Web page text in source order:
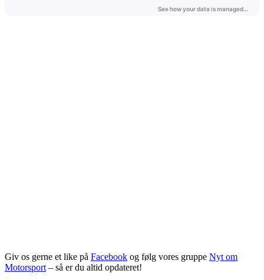
Giv os gerne et like på Facebook og følg vores gruppe Nyt om
Motorsport– så er du altid opdateret!